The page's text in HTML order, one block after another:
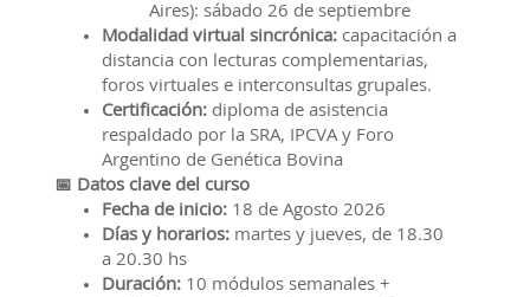
Aires): sábado 26 de septiembre
Modalidad virtual sincrónica: capacitación a
distancia con lecturas complementarias,
foros virtuales e interconsultas grupales.
Certificación: diploma de asistencia
respaldado por la SRA, IPCVA y Foro
Argentino de Genética Bovina
📅 Datos clave del curso
Fecha de inicio: 18 de Agosto 2026
Días y horarios: martes y jueves, de 18.30
a 20.30 hs
Duración: 10 módulos semanales +